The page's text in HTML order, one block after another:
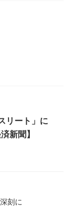
リート」に
新聞】
刻に